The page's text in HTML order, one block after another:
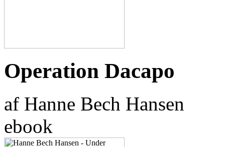
Operation Dacapo
af Hanne Bech Hansen
ebook